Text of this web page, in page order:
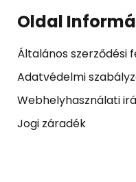
Oldal
Általános szerződési
Adatvédelmi
Webhelyhasználati
Jogi záradék